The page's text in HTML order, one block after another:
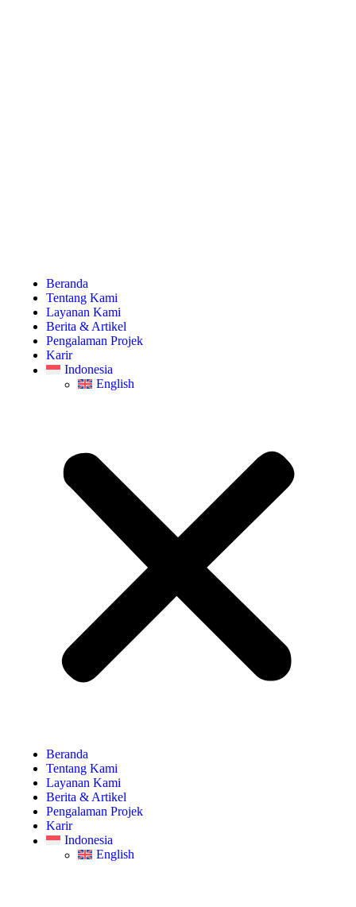
Beranda
Tentang Kami
Layanan Kami
Berita & Artikel
Pengalaman Projek
Karir
Indonesia
English
Beranda
Tentang Kami
Layanan Kami
Berita & Artikel
Pengalaman Projek
Karir
Indonesia
English